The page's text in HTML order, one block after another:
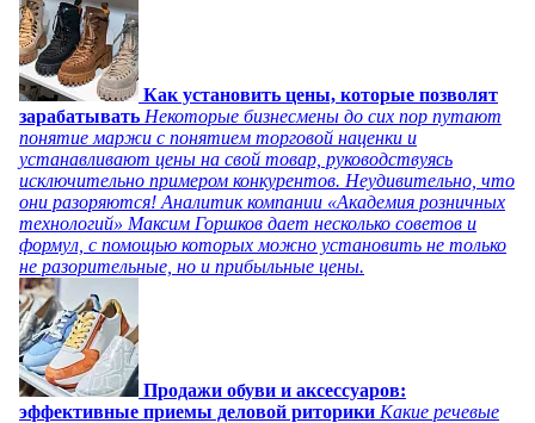
Как установить цены, которые позволят
зарабатывать Некоторые бизнесмены до сих пор путают
понятие маржи с понятием торговой наценки и
устанавливают цены на свой товар, руководствуясь
исключительно примером конкурентов. Неудивительно, что
они разоряются! Аналитик компании «Академия розничных
технологий» Максим Горшков дает несколько советов и
формул, с помощью которых можно установить не только
не разорительные, но и прибыльные цены.
Продажи обуви и аксессуаров:
эффективные приемы деловой риторики Какие речевые